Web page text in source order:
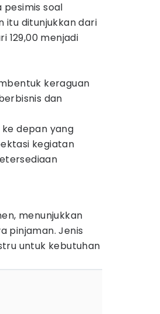
pesimis soal
itu ditunjukkan dari
129,00 menjadi
keraguan
dan
depan yang
kegiatan
menunjukkan
pinjaman. Jenis
untuk kebutuhan